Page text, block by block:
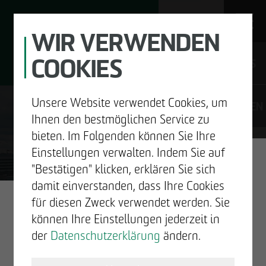
UNTERNEHMEN
ENTWICKELN
BAUEN
DE
GUTE
NACHRICHTEN.
WIR VERWENDEN
COOKIES
Unsere Website verwendet Cookies, um
Ihnen den bestmöglichen Service zu
bieten. Im Folgenden können Sie Ihre
Einstellungen verwalten. Indem Sie auf
"Bestätigen" klicken, erklären Sie sich
damit einverstanden, dass Ihre Cookies
für diesen Zweck verwendet werden. Sie
können Ihre Einstellungen jederzeit in
der Datenschutzerklärung ändern.